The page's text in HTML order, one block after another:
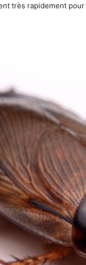
très rapidement